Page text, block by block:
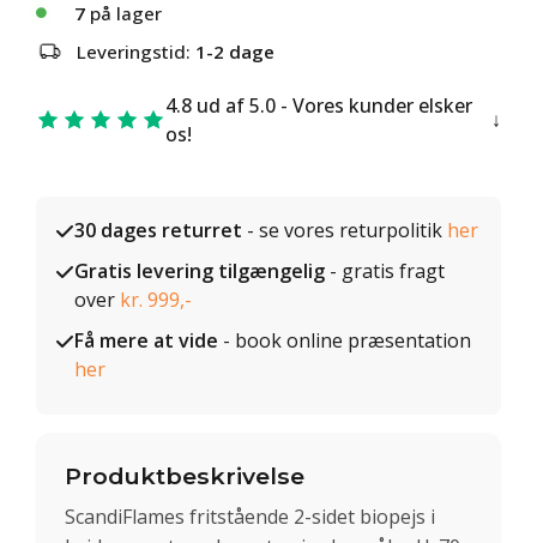
7 på lager
Leveringstid: 1-2 dage
4.8 ud af 5.0 - Vores kunder elsker
os!
30 dages returret - se vores returpolitik her
Gratis levering tilgængelig - gratis fragt
over kr. 999,-
Få mere at vide - book online præsentation
her
Produktbeskrivelse
ScandiFlames fritstående 2-sidet biopejs i